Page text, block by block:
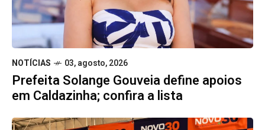
NOTÍCIAS 03, agosto, 2026
Prefeita Solange Gouveia define apoios
em Caldazinha; confira a lista